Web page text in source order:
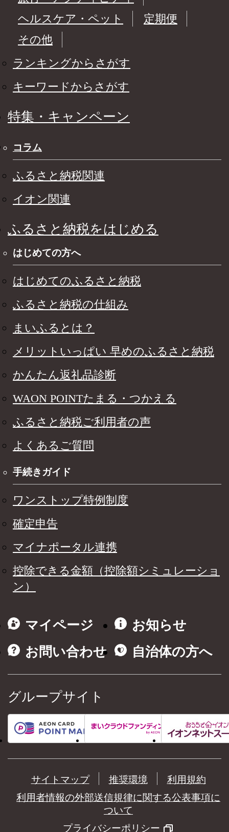
ヘルスケア・ペット
定期便
その他
ランキングからさがす
キーワードからさがす
特集・キャンペーン
コラム
ふるさと納税関連
イオン関連
ふるさと納税をはじめる
はじめての方へ
はじめてのふるさと納税
ふるさと納税の仕組み
まいふるとは？
メリットいっぱい 早めのふるさと納税
かんたん返礼品診断
WAON POINTたまる・つかえる
ふるさと納税ご利用者の声
よくあるご質問
手続きガイド
ワンストップ特例制度
確定申告
マイナポータル連携
控除できる金額（控除額シミュレーショ
ン）
マイページ
お知らせ
お問い合わせ
自治体の方へ
グループサイト
サイトマップ 推奨環境
利用規約
利用者情報の外部送信規律に関する公表事項に
ついて
プライバシーポリシー